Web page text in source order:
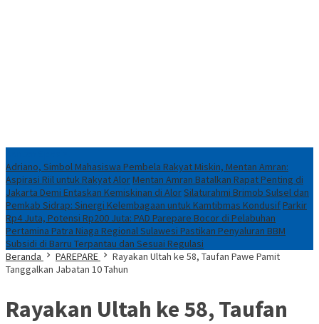
Adriano, Simbol Mahasiswa Pembela Rakyat Miskin, Mentan Amran:
Aspirasi Riil untuk Rakyat AlorMentan Amran Batalkan Rapat Penting di
Jakarta Demi Entaskan Kemiskinan di AlorSilaturahmi Brimob Sulsel dan
Pemkab Sidrap: Sinergi Kelembagaan untuk Kamtibmas KondusifParkir
Rp4 Juta, Potensi Rp200 Juta: PAD Parepare Bocor di Pelabuhan
Pertamina Patra Niaga Regional Sulawesi Pastikan Penyaluran BBM
Subsidi di Barru Terpantau dan Sesuai Regulasi
Beranda
PAREPARE
Rayakan Ultah ke 58, Taufan Pawe Pamit
Tanggalkan Jabatan 10 Tahun
Rayakan Ultah ke 58, Taufan